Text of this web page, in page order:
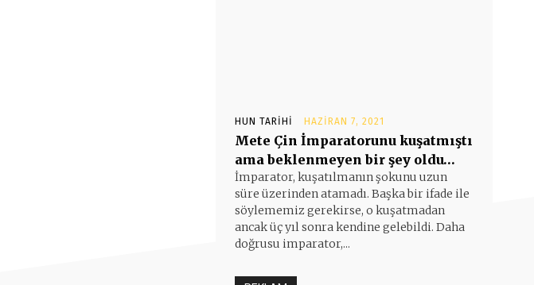
HUN TARIHI HAZIRAN 7, 2021
Mete Çin İmparatorunu kuşatmıştı
ama beklenmeyen bir şey oldu…
İmparator, kuşatılmanın şokunu uzun
süre üzerinden atamadı. Başka bir ifade ile
söylememiz gerekirse, o kuşatmadan
ancak üç yıl sonra kendine gelebildi. Daha
doğrusu imparator,...